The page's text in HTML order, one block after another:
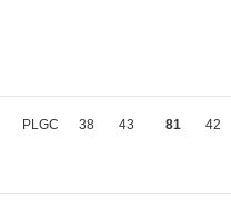
PLGC 38 43 81 42